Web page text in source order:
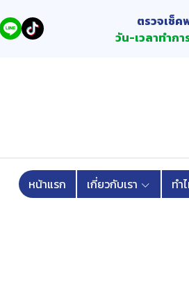
ตรวจเช็ค
วัน-เวลาทำก
หน้าแรก เกี่ยวกับเรา ทำ